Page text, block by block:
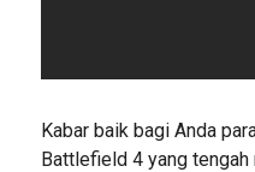
Kabar baik bagi Anda
Battlefield 4 yang tengah